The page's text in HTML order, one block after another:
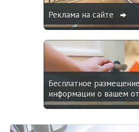
Реклама на сайте
Бесплатное размещение
информации о вашем